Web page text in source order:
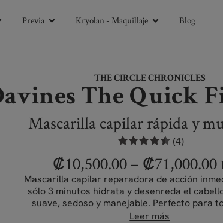
Previa Kryolan - Maquillaje Blog
THE CIRCLE CHRONICLES
The Quick
Mascarilla capilar rápida y
(4)
₡10,500.00– ₡71,000.00
Mascarilla capilar reparadora de acción
sólo 3 minutos hidrata y desenreda el
suave, sedoso y manejable. Perfecto para
cabello, cuando tienes prisa.
Leer más